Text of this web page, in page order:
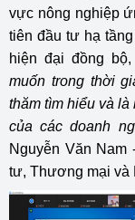
vực nông nghiệp
tiên đầu tư hạ
hiện đại đồng
muốn trong thời
thăm tìm hiểu và
của các doanh
Nguyễn Văn Nam
tư, Thương mại và